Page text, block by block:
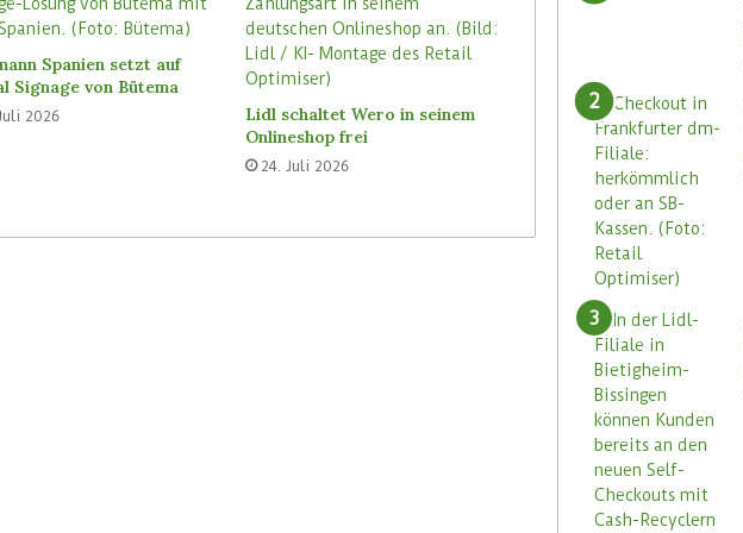
Spanien setzt auf
Signage von Bütema
2026
Lidl schaltet Wero in seinem
Onlineshop frei
24. Juli 2026